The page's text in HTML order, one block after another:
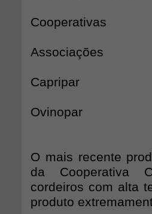
Cooperativas
Associações
Capripar
Ovinopar
O mais recente
da Cooperativa
cordeiros com alta
produto